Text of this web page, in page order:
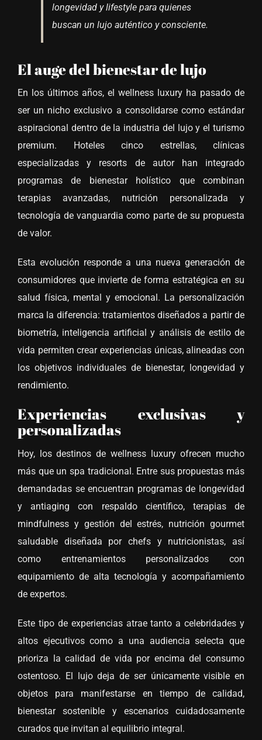
longevidad y lifestyle para quienes
buscan un lujo auténtico y consciente.
El auge del bienestar de lujo
En los últimos años, el wellness luxury ha pasado de
ser un nicho exclusivo a consolidarse como estándar
aspiracional dentro de la industria del lujo y el turismo
premium. Hoteles cinco estrellas, clínicas
especializadas y resorts de autor han integrado
programas de bienestar holístico que combinan
terapias avanzadas, nutrición personalizada y
tecnología de vanguardia como parte de su propuesta
de valor.
Esta evolución responde a una nueva generación de
consumidores que invierte de forma estratégica en su
salud física, mental y emocional. La personalización
marca la diferencia: tratamientos diseñados a partir de
biometría, inteligencia artificial y análisis de estilo de
vida permiten crear experiencias únicas, alineadas con
los objetivos individuales de bienestar, longevidad y
rendimiento.
Experiencias exclusivas y
personalizadas
Hoy, los destinos de wellness luxury ofrecen mucho
más que un spa tradicional. Entre sus propuestas más
demandadas se encuentran programas de longevidad
y antiaging con respaldo científico, terapias de
mindfulness y gestión del estrés, nutrición gourmet
saludable diseñada por chefs y nutricionistas, así
como entrenamientos personalizados con
equipamiento de alta tecnología y acompañamiento
de expertos.
Este tipo de experiencias atrae tanto a celebridades y
altos ejecutivos como a una audiencia selecta que
prioriza la calidad de vida por encima del consumo
ostentoso. El lujo deja de ser únicamente visible en
objetos para manifestarse en tiempo de calidad,
bienestar sostenible y escenarios cuidadosamente
curados que invitan al equilibrio integral.